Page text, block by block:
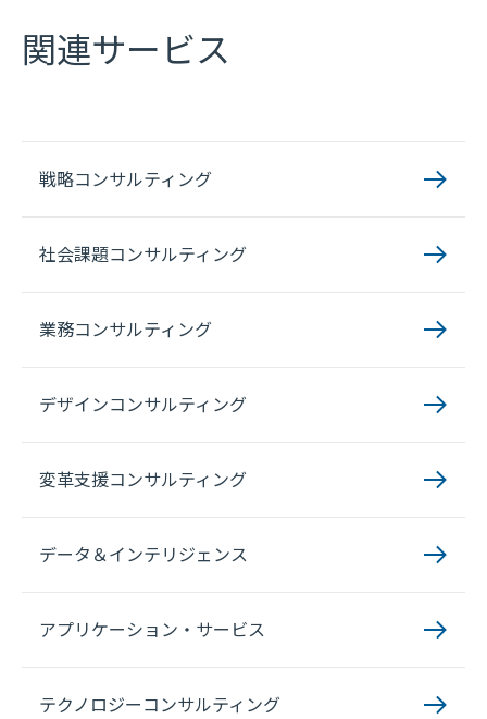
関連サービス
戦略コンサルティング
社会課題コンサルティング
業務コンサルティング
デザインコンサルティング
変革支援コンサルティング
データ＆インテリジェンス
アプリケーション・サービス
テクノロジーコンサルティング